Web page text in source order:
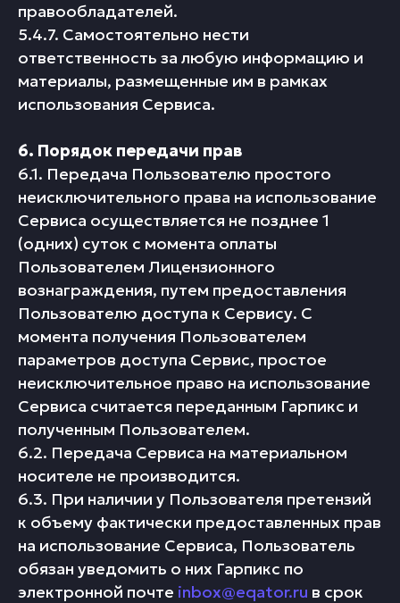
правообладателей.
5.4.7. Самостоятельно нести
ответственность за любую информацию и
материалы, размещенные им в рамках
использования Сервиса.
6. Порядок передачи прав
6.1. Передача Пользователю простого
неисключительного права на использование
Сервиса осуществляется не позднее 1
(одних) суток с момента оплаты
Пользователем Лицензионного
вознаграждения, путем предоставления
Пользователю доступа к Сервису. С
момента получения Пользователем
параметров доступа Сервис, простое
неисключительное право на использование
Сервиса считается переданным Гарпикс и
полученным Пользователем.
6.2. Передача Сервиса на материальном
носителе не производится.
6.3. При наличии у Пользователя претензий
к объему фактически предоставленных прав
на использование Сервиса, Пользователь
обязан уведомить о них Гарпикс по
электронной почте inbox@eqator.ru в срок